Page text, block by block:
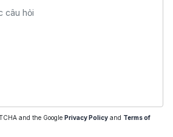
and the Google Privacy Policy and Terms of